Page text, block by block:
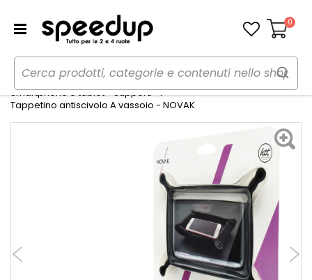
Carrello
0
Home Auto
Audio elettronica mobile
Smartphone e tablet - Supporti
Tappetino antiscivolo A vassoio - NOVAK